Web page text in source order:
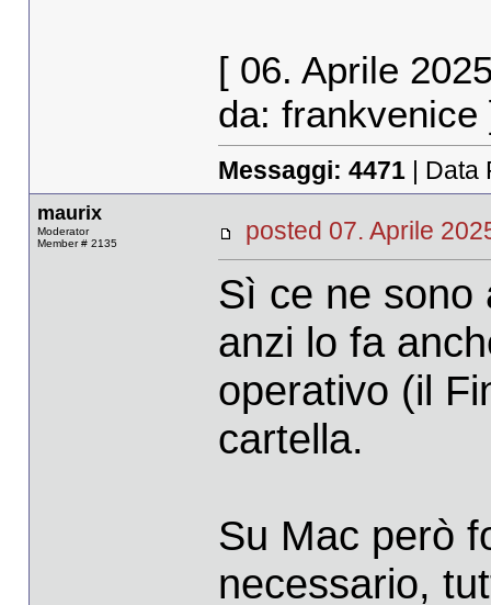
[ 06. Aprile
da: frankvenice
Messaggi: 4471| Data
maurix
Moderator
Member # 2135
posted 07. Aprile
Sì ce ne sono
anzi lo fa
operativo (il
cartella.
Su Mac però
necessario,